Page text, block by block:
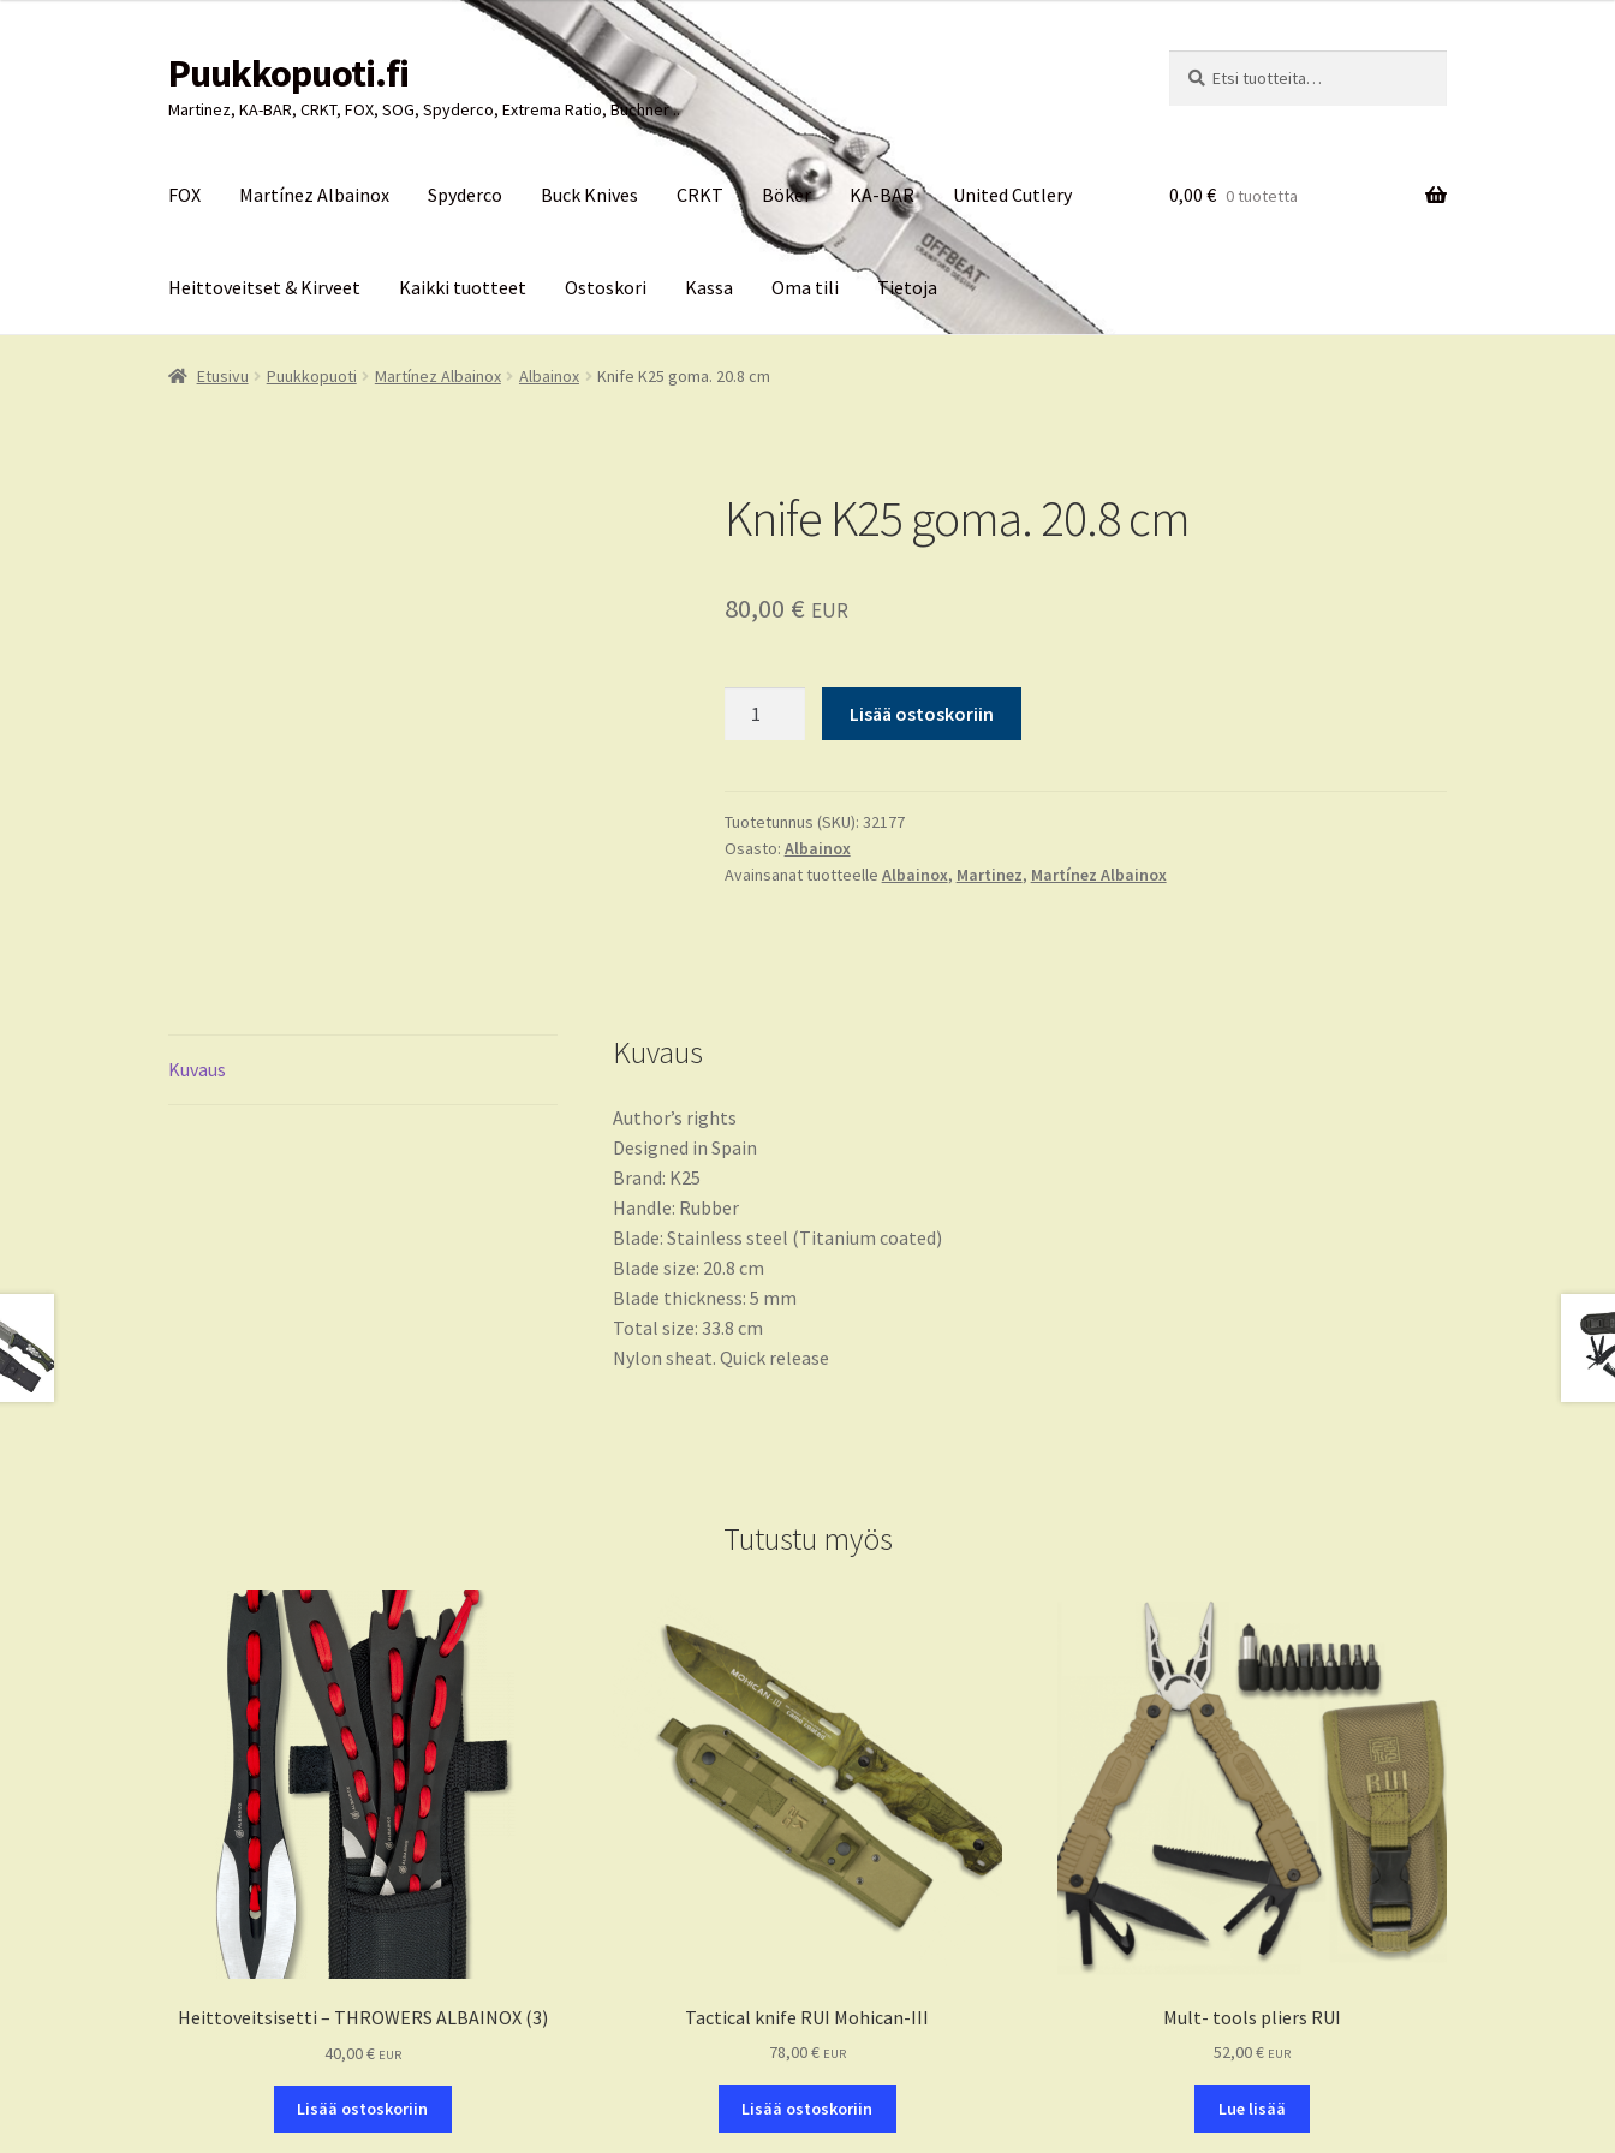
Siirry
navigointiin
Siirry
sisältöön
Puukkopuoti.fi
Martinez, KA-BAR, CRKT, FOX, SOG, Spyderco, Extrema Ratio, Buchner ..
FOX Martínez Albainox Spyderco Buck Knives CRKT Böker KA-BAR United Cutlery
Heittoveitset & Kirveet Kaikki tuotteet Ostoskori Kassa Oma tili Tietoja
Etusivu Puukkopuoti Ostoskori Kassa Oma tiliPalvelutTietoja
0,00 € 0 tuotetta
Etusivu Puukkopuoti Martínez Albainox Albainox Knife K25 goma. 20.8 cm
Knife K25 goma. 20.8 cm
80,00 € EUR
cm
määrä
Lisää ostoskoriin
Tuotetunnus (SKU): 32177
Osasto: Albainox
Avainsanat tuotteelle Albainox, Martinez, Martínez Albainox
Kuvaus Kuvaus
Author’s rights
Designed in Spain
Brand: K25
Handle: Rubber
Blade: Stainless steel (Titanium coated)
Blade size: 20.8 cm
Blade thickness: 5 mm
Total size: 33.8 cm
Nylon sheat. Quick release
Tutustu myös
Heittoveitsisetti – THROWERS ALBAINOX (3)
40,00€ EUR
Lisää ostoskoriin
Tactical knife RUI Mohican-III
78,00€ EUR
Lisää ostoskoriin
Mult- tools pliers RUI
52,00€ EUR
Lue lisää